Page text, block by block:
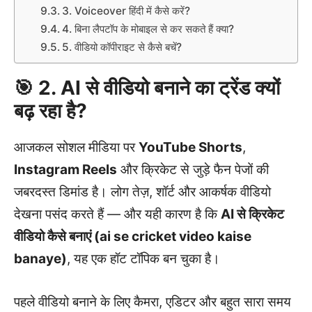
3. Voiceover हिंदी में कैसे करें?
4. बिना लैपटॉप के मोबाइल से कर सकते हैं क्या?
5. वीडियो कॉपीराइट से कैसे बचें?
🎯 2. AI से वीडियो बनाने का ट्रेंड क्यों
बढ़ रहा है?
आजकल सोशल मीडिया परYouTube Shorts,
Instagram Reels और क्रिकेट से जुड़े फैन पेजों की
जबरदस्त डिमांड है। लोग तेज़, शॉर्ट और आकर्षक वीडियो
देखना पसंद करते हैं — और यही कारण है किAI से क्रिकेट
वीडियो कैसे बनाएं (ai se cricket video kaise
banaye), यह एक हॉट टॉपिक बन चुका है।
पहले वीडियो बनाने के लिए कैमरा, एडिटर और बहुत सारा समय